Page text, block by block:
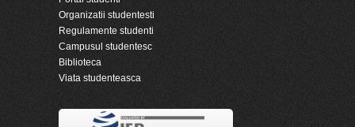
Organizatii studentesti
Regulamente studenti
Campusul studentesc
Biblioteca
Viata studenteasca